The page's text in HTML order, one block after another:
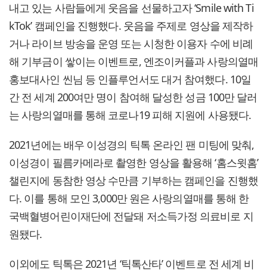
내고 있는 사람들에게 웃음을 선물하고자 ‘Smile with Ti
kTok’ 캠페인을 진행했다. 웃음을 주제로 영상을 제작하
거나 라이브 방송을 운영 또는 시청한 이용자 수에 비례
해 기부금이 쌓이는 이벤트로, 엔조이커플과 사랑의열매
홍보대사인 씬님 등 인플루언서도 대거 참여했다. 10일
간 전 세계 200여만 명이 참여해 달성한 성금 100만 달러
는 사랑의열매를 통해 코로나19 피해 지원에 사용됐다.
2021년에는 배우 이성경의 틱톡 온라인 팬 미팅에 맞춰,
이성경이 필름카메라로 촬영한 영상을 활용해 ‘홈스윗홈’
챌린지에 동참한 영상 수만큼 기부하는 캠페인을 진행했
다. 이를 통해 모인 3,000만 원은 사랑의열매를 통해 한
국백혈병어린이재단에 전달돼 저소득가정 의료비로 지
원됐다.
이외에도 틱톡은 2021년 ‘틱톡산타’ 이벤트로 전 세계 비